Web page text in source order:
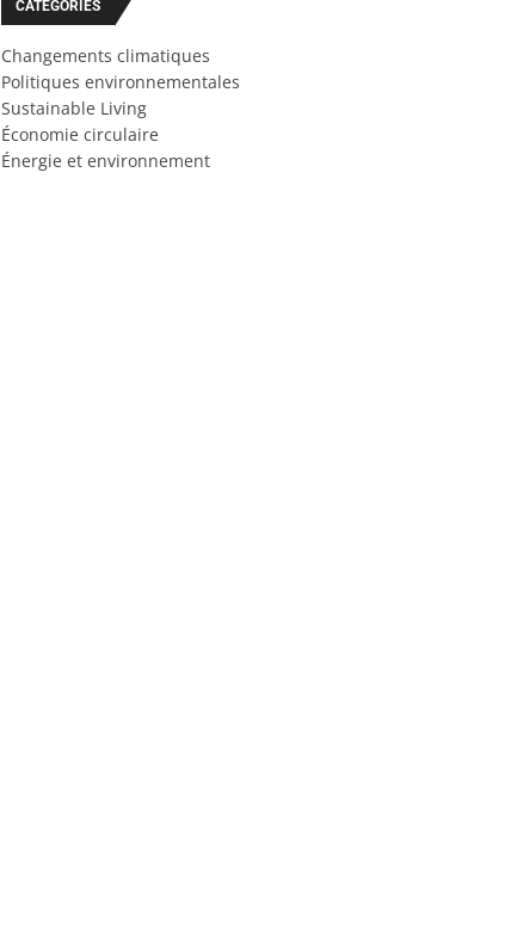
CATÉGORIES
Changements climatiques
Politiques environnementales
Sustainable Living
Économie circulaire
Énergie et environnement